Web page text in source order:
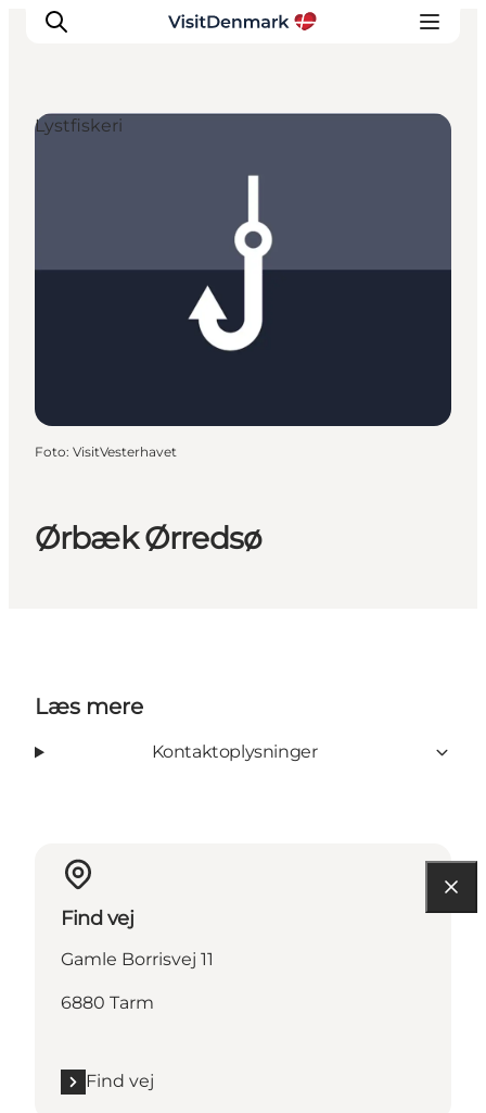
Overnatning
Planlæg ferien
Ørbæk Ørredsø
Lystfiskeri
Foto: VisitVesterhavet
Læs mere
Kontaktoplysninger
Find vej
Gamle Borrisvej 11
6880 Tarm
Find vej